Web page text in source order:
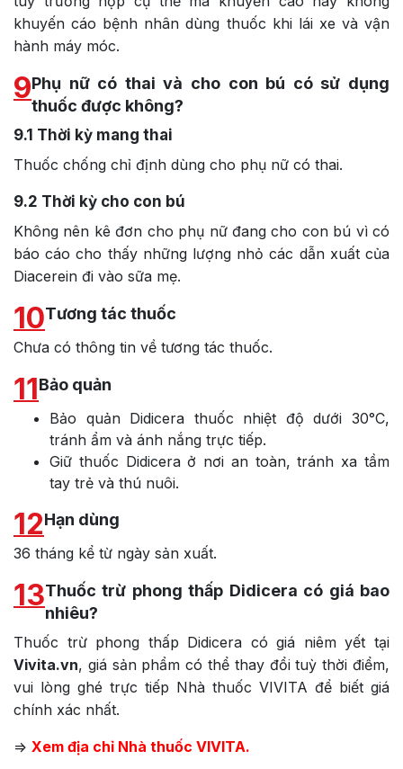
khuyến cáo bệnh nhân dùng thuốc khi lái xe và vận
hành máy móc.
9Phụ nữ có thai và cho con bú có sử dụng
thuốc được không?
9.1 Thời kỳ mang thai
Thuốc chống chỉ định dùng cho phụ nữ có thai.
9.2 Thời kỳ cho con bú
Không nên kê đơn cho phụ nữ đang cho con bú vì có
báo cáo cho thấy những lượng nhỏ các dẫn xuất của
Diacerein đi vào sữa mẹ.
10Tương tác thuốc
Chưa có thông tin về tương tác thuốc.
11Bảo quản
Bảo quản Didicera thuốc nhiệt độ dưới 30°C,
tránh ẩm và ánh nắng trực tiếp.
Giữ thuốc Didicera ở nơi an toàn, tránh xa tầm
tay trẻ và thú nuôi.
12Hạn dùng
36 tháng kể từ ngày sản xuất.
13Thuốc trừ phong thấp Didicera có giá bao
nhiêu?
Thuốc trừ phong thấp Didicera có giá niêm yết tại
Vivita.vn, giá sản phẩm có thể thay đổi tuỳ thời điểm,
vui lòng ghé trực tiếp Nhà thuốc VIVITA để biết giá
chính xác nhất.
=> Xem địa chỉ Nhà thuốc VIVITA.